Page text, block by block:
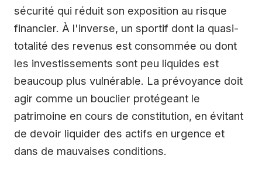
sécurité qui réduit son exposition au risque
financier. À l'inverse, un sportif dont la quasi-
totalité des revenus est consommée ou dont
les investissements sont peu liquides est
beaucoup plus vulnérable. La prévoyance doit
agir comme un bouclier protégeant le
patrimoine en cours de constitution, en évitant
de devoir liquider des actifs en urgence et
dans de mauvaises conditions.